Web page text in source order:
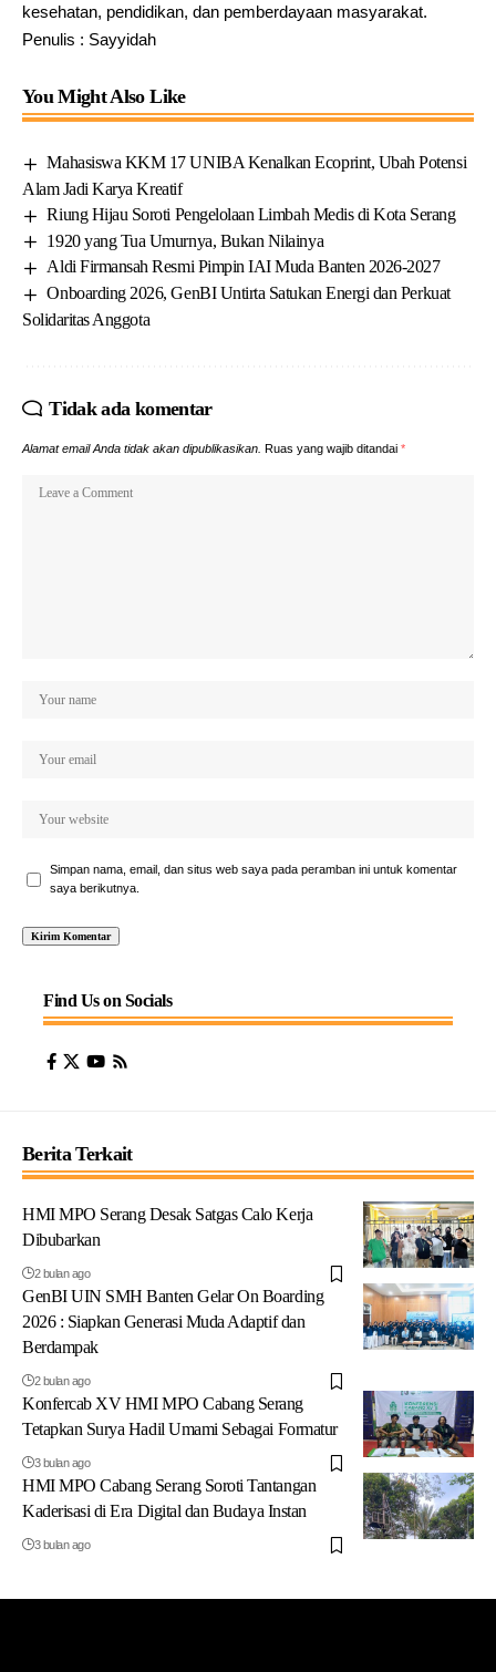
kesehatan, pendidikan, dan pemberdayaan masyarakat.
Penulis : Sayyidah
You Might Also Like
Mahasiswa KKM 17 UNIBA Kenalkan Ecoprint, Ubah Potensi
Alam Jadi Karya Kreatif
Riung Hijau Soroti Pengelolaan Limbah Medis di Kota Serang
1920 yang Tua Umurnya, Bukan Nilainya
Aldi Firmansah Resmi Pimpin IAI Muda Banten 2026-2027
Onboarding 2026, GenBI Untirta Satukan Energi dan Perkuat
Solidaritas Anggota
Tidak ada komentar
Alamat email Anda tidak akan dipublikasikan. Ruas yang wajib ditandai *
Simpan nama, email, dan situs web saya pada peramban ini untuk komentar
saya berikutnya.
Find Us on Socials
Berita Terkait
HMI MPO Serang Desak Satgas Calo Kerja
Dibubarkan
2 bulan ago
GenBI UIN SMH Banten Gelar On Boarding
2026 : Siapkan Generasi Muda Adaptif dan
Berdampak
2 bulan ago
Konfercab XV HMI MPO Cabang Serang
Tetapkan Surya Hadil Umami Sebagai Formatur
3 bulan ago
HMI MPO Cabang Serang Soroti Tantangan
Kaderisasi di Era Digital dan Budaya Instan
3 bulan ago